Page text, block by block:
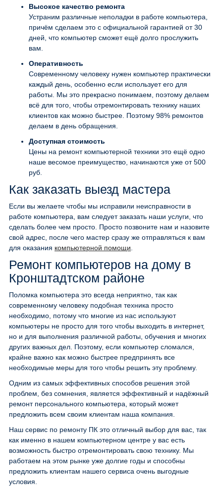
Высокое качество ремонта
Устраним различные неполадки в работе компьютера,
причём сделаем это с официальной гарантией от 30
дней, что компьютер сможет ещё долго прослужить
вам.
Оперативность
Современному человеку нужен компьютер практически
каждый день, особенно если использует его для
работы. Мы это прекрасно понимаем, поэтому делаем
всё для того, чтобы отремонтировать технику наших
клиентов как можно быстрее. Поэтому 98% ремонтов
делаем в день обращения.
Доступная стоимость
Цены на ремонт компьютерной техники это ещё одно
наше весомое преимущество, начинаются уже от 500
руб.
Как заказать выезд мастера
Если вы желаете чтобы мы исправили неисправности в
работе компьютера, вам следует заказать наши услуги, что
сделать более чем просто. Просто позвоните нам и назовите
свой адрес, после чего мастер сразу же отправляться к вам
для оказания компьютерной помощи
Ремонт компьютеров на дому в
Кронштадтском районе
Поломка компьютера это всегда неприятно, так как
современному человеку подобная техника просто
необходимо, потому что многие из нас используют
компьютеры не просто для того чтобы выходить в интернет,
но и для выполнения различной работы, обучения и многих
других важных дел. Поэтому, если компьютер сломался,
крайне важно как можно быстрее предпринять все
необходимые меры для того чтобы решить эту проблему.
Одним из самых эффективных способов решения этой
проблем, без сомнения, является эффективный и надёжный
ремонт персонального компьютера, который может
предложить всем своим клиентам наша компания.
Наш сервис по ремонту ПК это отличный выбор для вас, так
как именно в нашем компьютерном центре у вас есть
возможность быстро отремонтировать свою технику. Мы
работаем на этом рынке уже долгие годы и способны
предложить клиентам нашего сервиса очень выгодные
условия.